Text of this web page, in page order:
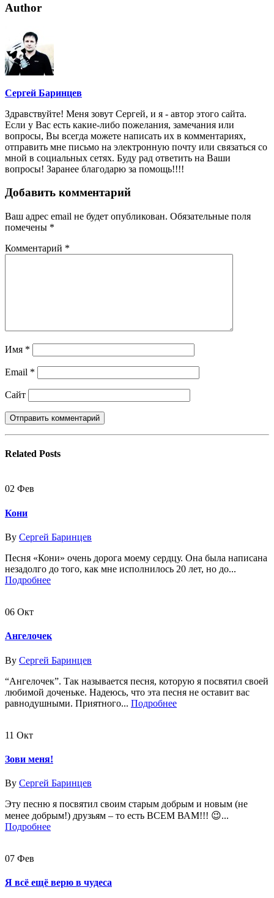
Author
Сергей Баринцев
Здравствуйте! Меня зовут Сергей, и я - автор этого сайта.
Если у Вас есть какие-либо пожелания, замечания или
вопросы, Вы всегда можете написать их в комментариях,
отправить мне письмо на электронную почту или связаться со
мной в социальных сетях. Буду рад ответить на Ваши
вопросы! Заранее благодарю за помощь!!!!
Добавить комментарий
Ваш адрес email не будет опубликован. Обязательные поля
помечены *
Комментарий *
Имя *
Email *
Сайт
Related Posts
02 Фев
Кони
By Сергей Баринцев
Песня «Кони» очень дорога моему сердцу. Она была написана
незадолго до того, как мне исполнилось 20 лет, но до...
Подробнее
06 Окт
Ангелочек
By Сергей Баринцев
“Ангелочек”. Так называется песня, которую я посвятил своей
любимой доченьке. Надеюсь, что эта песня не оставит вас
равнодушными. Приятного... Подробнее
11 Окт
Зови меня!
By Сергей Баринцев
Эту песню я посвятил своим старым добрым и новым (не
менее добрым!) друзьям – то есть ВСЕМ ВАМ!!! 😉...
Подробнее
07 Фев
Я всё ещё верю в чудеса